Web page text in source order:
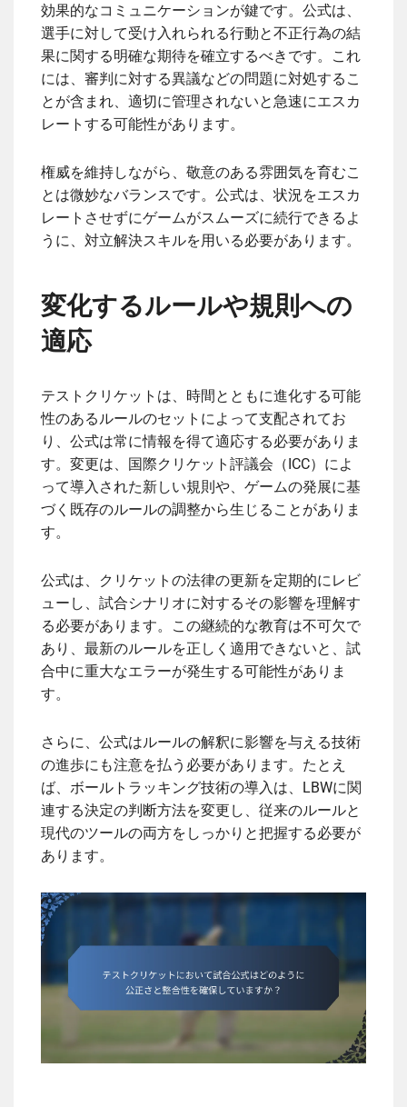
効果的なコミュニケーションが鍵です。公式は、
選手に対して受け入れられる行動と不正行為の結
果に関する明確な期待を確立するべきです。これ
には、審判に対する異議などの問題に対処するこ
とが含まれ、適切に管理されないと急速にエスカ
レートする可能性があります。
権威を維持しながら、敬意のある雰囲気を育むこ
とは微妙なバランスです。公式は、状況をエスカ
レートさせずにゲームがスムーズに続行できるよ
うに、対立解決スキルを用いる必要があります。
変化するルールや規則への
適応
テストクリケットは、時間とともに進化する可能
性のあるルールのセットによって支配されてお
り、公式は常に情報を得て適応する必要がありま
す。変更は、国際クリケット評議会（ICC）によ
って導入された新しい規則や、ゲームの発展に基
づく既存のルールの調整から生じることがありま
す。
公式は、クリケットの法律の更新を定期的にレビ
ューし、試合シナリオに対するその影響を理解す
る必要があります。この継続的な教育は不可欠で
あり、最新のルールを正しく適用できないと、試
合中に重大なエラーが発生する可能性がありま
す。
さらに、公式はルールの解釈に影響を与える技術
の進歩にも注意を払う必要があります。たとえ
ば、ボールトラッキング技術の導入は、LBWに関
連する決定の判断方法を変更し、従来のルールと
現代のツールの両方をしっかりと把握する必要が
あります。